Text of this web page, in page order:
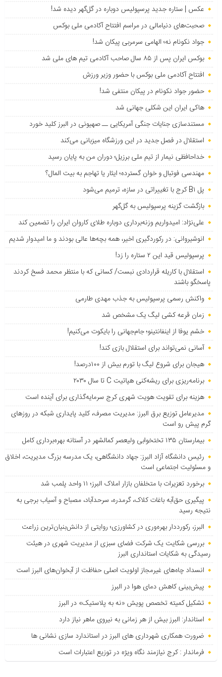
عکس | ستاره جدید پرسپولیس دوباره در گل‌گهر دیده شد!
صحبت‌های دنیامالی در مراسم افتتاح آکادمی ملی بوکس
جواد نکونام نه؛ الهامی سرمربی پیکان شد!
بوکس ایران پس از ۸۵ سال صاحب آکادمی تیم های ملی شد
افتتاح آکادمی ملی بوکس با حضور وزیر ورزش
حضور جواد نکونام در پیکان منتفی شد!
هاکی ایران این شکلی جهانی شد
مستندسازی جنایات جنگی آمریکایی ــ صهیونی در البرز کلید خورد
استقلال در فصل جدید در این ورزشگاه میزبانی می‌کند
خداحافظی نیمار از تیم ملی برزیل؛ دوران من به پایان رسید
مهندسی فوتبال و خوان گسترده؛ ایثار یا تهاجم به بیت المال؟
پل B۱ کرج با تغییراتی در سازه، ترمیم می‌شود
بازگشت گزینه پرسپولیس به ‌گل‌گهر
علی‌نژاد: امیدواریم وزنه‌برداری دوباره طلای کاروان ایران را تضمین کند
انوشیروانی: در رکوردگیری اخیر، همه بچه‌ها عالی بودند و ما امیدوار شدیم
پرسپولیس قید این ۲ ستاره را زد!
استقلال با کاریله قراردادی نبست/ کسانی که با منتظر محمد فسخ کردند
پاسخگو باشند
واکنش رسمی پرسپولیس به جذب مهدی طارمی
زمان قرعه کشی لیگ یک مشخص شد
خشم یوفا از اینفانتینو؛ جام‌جهانی را بایکوت می‌کنیم!
آسانی نمی‌تواند برای استقلال بازی کند!
هیجان برای شروع لیگ با تورم بیش از ۱۰۰درصد!
برنامه‌ریزی برای ریشه‌کنی هپاتیت C تا سال ۲۰۳۰
هزینه برای تقویت هویت شهری کرج سرمایه‌گذاری برای آینده است
مدیرعامل توزیع برق البرز: مدیریت مصرف، کلید پایداری شبکه در روزهای
گرم پیش رو است
بیمارستان ۱۳۵ تختخوابی ولیعصر کمالشهر در آستانه بهره‌برداری کامل
رئیس دانشگاه آزاد البرز: جهاد دانشگاهی، یک مدرسه بزرگ مدیریت، اخلاق
و مسئولیت اجتماعی است
برخورد تعزیرات با متخلفان بازار املاک البرز؛ ۱۱ واحد پلمب شد
پیگیری حق‌آبه باغات کلاک، گرمدره، سرحدآباد، مصباح و آسیاب برجی به
نتیجه رسید
البرز، رکورددار بهره‌وری در کشاورزی؛ روایتی از دانش‌بنیان‌ترین زراعت
بررسی شکایت یک شرکت فضای سبزی از مدیریت شهری در هیئت
رسیدگی به شکایات استانداری البرز
انسداد چاه‌های غیرمجاز اولویت اصلی حفاظت از آبخوان‌های البرز است
پیش‌بینی کاهش دمای هوا در البرز
تشکیل کمیته تخصص پویش «نه به پلاستیک» در البرز
استاندار: البرز بیش از هر زمانی به نیروی ماهر نیاز دارد
ضرورت همکاری شهرداری های البرز در استاندارد سازی نشانی ها
فرماندار : کرج نیازمند نگاه ویژه در توزیع اعتبارات است